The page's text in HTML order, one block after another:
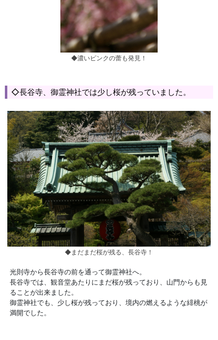
◆濃いピンクの蕾も発見！
◇長谷寺、御霊神社では少し桜が残っていました。
◆まだまだ桜が残る、長谷寺！
光則寺から長谷寺の前を通って御霊神社へ。
長谷寺では、観音堂あたりにまだ桜が残っており、山門からも見
ることが出来ました。
御霊神社でも、少し桜が残っており、境内の燃えるような緋桃が
満開でした。